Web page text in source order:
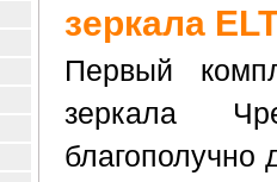
зеркала
Первый
зеркала
благополучно